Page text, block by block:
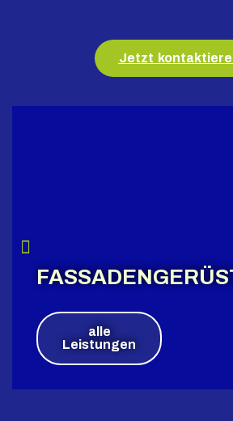
Jetzt
alle
Leistungen